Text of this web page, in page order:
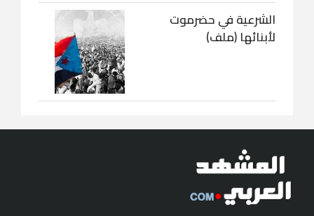
الشرعية في حضرموت
لأبنائها (ملف)